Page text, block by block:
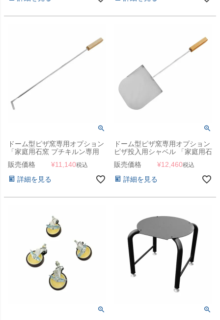
ドーム型ピザ窯専用オプション
「家庭用石窯 プチキルン専用
灰だし棒」
販売価格 ¥11,140税込
詳細を見る
ドーム型ピザ窯専用オプション
ピザ投入用シャベル 「家庭用石
窯 プチキルン専用 スコップ」
販売価格 ¥12,460税込
詳細を見る